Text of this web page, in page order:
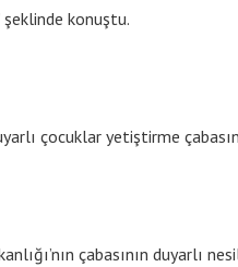
konuştu.
çocuklar yetiştirme
çabasının duyarlı